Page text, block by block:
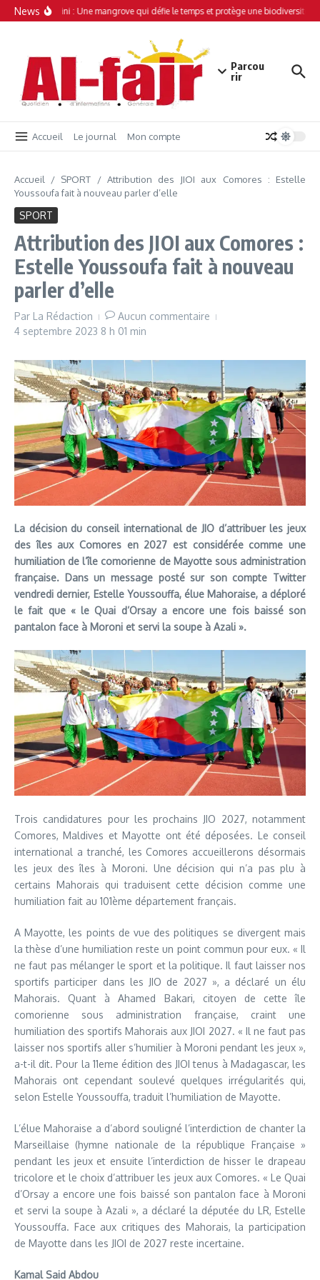
Aller au contenu
News
Simamboini : Une mangrove qui défie le temps et protège une biodiversité
Parcou
rir
Accueil Le journal Mon compte
Accueil / SPORT / Attribution des JIOI aux Comores : Estelle
Youssoufa fait à nouveau parler d’elle
SPORT
Attribution des JIOI aux Comores :
Estelle Youssoufa fait à nouveau
parler d’elle
Par La Rédaction
Aucun commentaire
4 septembre 2023 8 h 01 min
La décision du conseil international de JIO d’attribuer les jeux
des îles aux Comores en 2027 est considérée comme une
humiliation de l’île comorienne de Mayotte sous administration
française. Dans un message posté sur son compte Twitter
vendredi dernier, Estelle Youssouffa, élue Mahoraise, a déploré
le fait que « le Quai d’Orsay a encore une fois baissé son
pantalon face à Moroni et servi la soupe à Azali ».
Trois candidatures pour les prochains JIO 2027, notamment
Comores, Maldives et Mayotte ont été déposées. Le conseil
international a tranché, les Comores accueillerons désormais
les jeux des îles à Moroni. Une décision qui n’a pas plu à
certains Mahorais qui traduisent cette décision comme une
humiliation fait au 101ème département français.
A Mayotte, les points de vue des politiques se divergent mais
la thèse d’une humiliation reste un point commun pour eux. « Il
ne faut pas mélanger le sport et la politique. Il faut laisser nos
sportifs participer dans les JIO de 2027 », a déclaré un élu
Mahorais. Quant à Ahamed Bakari, citoyen de cette île
comorienne sous administration française, craint une
humiliation des sportifs Mahorais aux JIOI 2027. « Il ne faut pas
laisser nos sportifs aller s’humilier à Moroni pendant les jeux »,
a-t-il dit. Pour la 11eme édition des JIOI tenus à Madagascar, les
Mahorais ont cependant soulevé quelques irrégularités qui,
selon Estelle Youssouffa, traduit l’humiliation de Mayotte.
L’élue Mahoraise a d’abord souligné l’interdiction de chanter la
Marseillaise (hymne nationale de la république Française »
pendant les jeux et ensuite l’interdiction de hisser le drapeau
tricolore et le choix d’attribuer les jeux aux Comores. « Le Quai
d’Orsay a encore une fois baissé son pantalon face à Moroni
et servi la soupe à Azali », a déclaré la députée du LR, Estelle
Youssouffa. Face aux critiques des Mahorais, la participation
de Mayotte dans les JIOI de 2027 reste incertaine.
Kamal Said Abdou